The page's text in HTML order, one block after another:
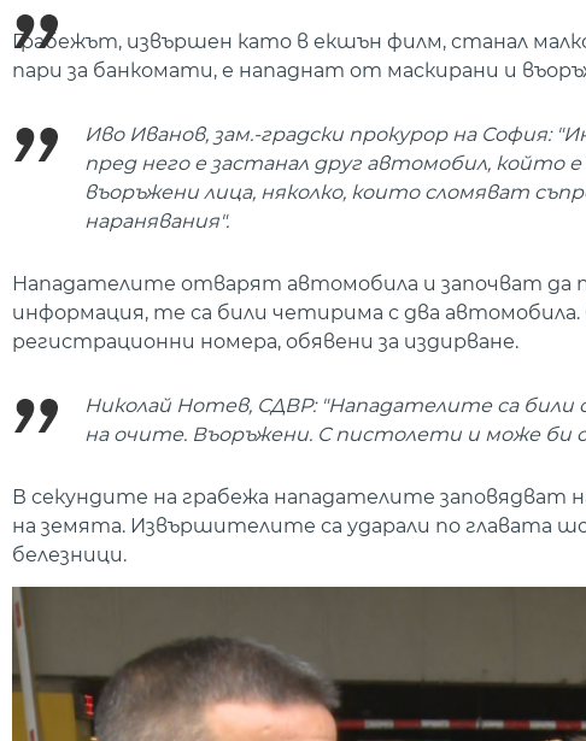
Грабежът, извършен като в екшън филм, станал
пари за банкомати, е нападнат от маскирани и
Иво Иванов, зам.-градски прокурор на София:
пред него е застанал друг автомобил,
въоръжени лица, няколко, които сломяват
наранявания".
Нападателите отварят автомобила и започват да
информация, те са били четирима с два
регистрационни номера, обявени за издирване.
Николай Нотев, СДВР: "Нападателите са били
на очите. Въоръжени. С пистолети и може би с
В секундите на грабежа нападателите заповядват
на земята. Извършителите са ударали по главата
белезници.